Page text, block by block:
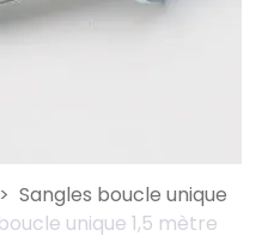
Sangles boucle unique
unique 1,5 mètre